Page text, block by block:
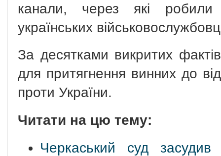
канали, через які
українських
За десятками викритих
для притягнення винних до
проти України.
Читати на цю тему:
Черкаський суд засудив